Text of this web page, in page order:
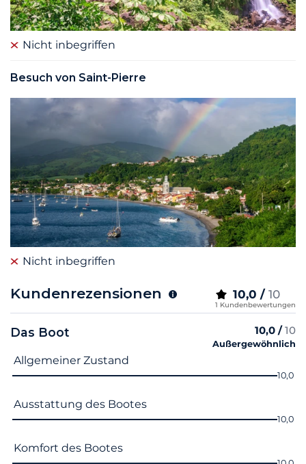
Nicht inbegriffen
Besuch von Saint-Pierre
Nicht inbegriffen
Kundenrezensionen 10,0 / 10
1 Kundenbewertungen
Das Boot 10,0 /10
Außergewöhnlich
Name des Kriteriums
Allgemeiner Zustand
10,0
Ausstattung des Bootes
10,0
Komfort des Bootes